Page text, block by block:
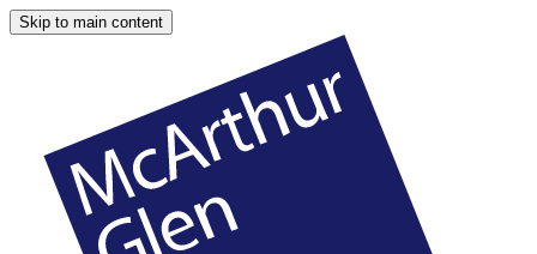
Skip to main content